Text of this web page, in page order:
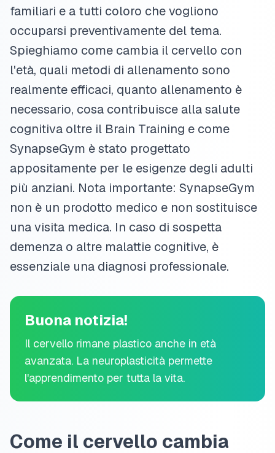
familiari e a tutti coloro che vogliono
occuparsi preventivamente del tema.
Spieghiamo come cambia il cervello con
l'età, quali metodi di allenamento sono
realmente efficaci, quanto allenamento è
necessario, cosa contribuisce alla salute
cognitiva oltre il Brain Training e come
SynapseGym è stato progettato
appositamente per le esigenze degli adulti
più anziani. Nota importante: SynapseGym
non è un prodotto medico e non sostituisce
una visita medica. In caso di sospetta
demenza o altre malattie cognitive, è
essenziale una diagnosi professionale.
Buona notizia!
Il cervello rimane plastico anche in età
avanzata. La neuroplasticità permette
l'apprendimento per tutta la vita.
Come il cervello cambia